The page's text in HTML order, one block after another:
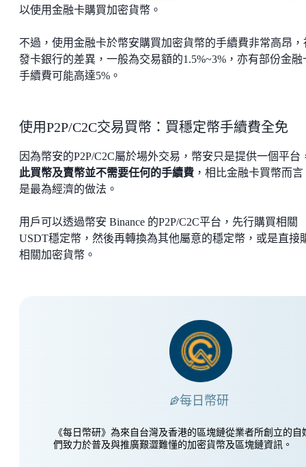
以使用金融卡購買加密貨幣。
不過，使用金融卡於幣安購買加密貨幣的手續費非常高昂，
發卡銀行的差異，一般為交易額的1.5%~3%，亦有部份金融
手續費可能高達5%。
使用P2P/C2C交易買幣：買穩定幣手續費全免
因為幣安的P2P/C2C屬於場外交易，幣安只是提供一個平台
此買幣及賣幣並不需要任何的手續費 ，相比金融卡買幣而
是最為經濟的做法。
用戶可以透過幣安 Binance 的P2P/C2C平台，先行購買相關
USDT穩定幣，然後再轉換為其他屬意的穩定幣，或是直接
相關加密貨幣。
每日幣研
《每日幣研》為來自台灣及香港的區塊鏈從業者所創立的自
們致力於普及與推廣艱澀難懂的加密貨幣及區塊鏈資訊。